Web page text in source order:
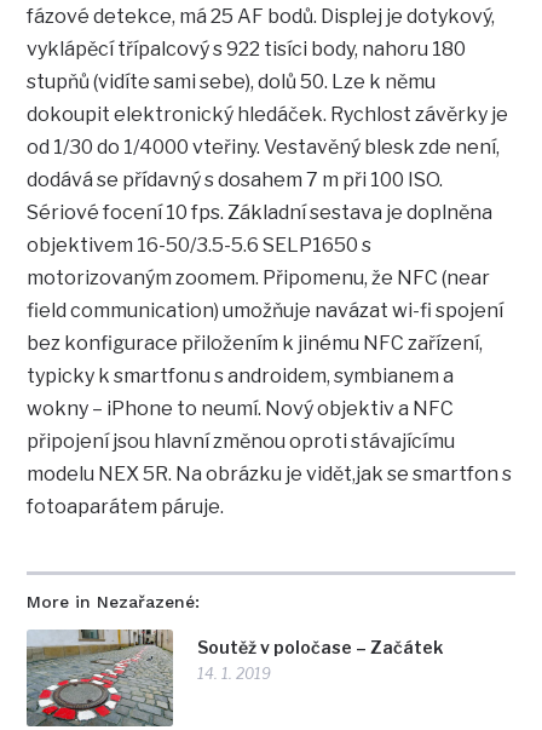
More in Nezařazené:
Soutěž v poločase – Začátek
14. 1. 2019
fázové detekce, má 25 AF bodů. Displej je dotykový,
vyklápěcí třípalcový s 922 tisíci body, nahoru 180
stupňů (vidíte sami sebe), dolů 50. Lze k němu
dokoupit elektronický hledáček. Rychlost závěrky je
od 1/30 do 1/4000 vteřiny. Vestavěný blesk zde není,
dodává se přídavný s dosahem 7 m při 100 ISO.
Sériové focení 10 fps. Základní sestava je doplněna
objektivem 16-50/3.5-5.6 SELP1650 s
motorizovaným zoomem. Připomenu, že NFC (near
field communication) umožňuje navázat wi-fi spojení
bez konfigurace přiložením k jinému NFC zařízení,
typicky k smartfonu s androidem, symbianem a
wokny – iPhone to neumí. Nový objektiv a NFC
připojení jsou hlavní změnou oproti stávajícímu
modelu NEX 5R. Na obrázku je vidět,jak se smartfon s
fotoaparátem páruje.